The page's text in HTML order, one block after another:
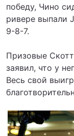
победу, Чино
ривере выпали
9-8-7.
Призовые
заявил, что у
Весь свой